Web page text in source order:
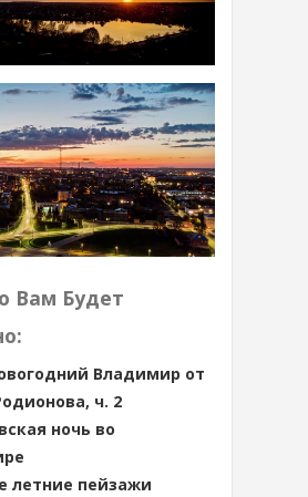
Вам Будет
Владимир от
ч. 2
ночь во
летние пейзажи